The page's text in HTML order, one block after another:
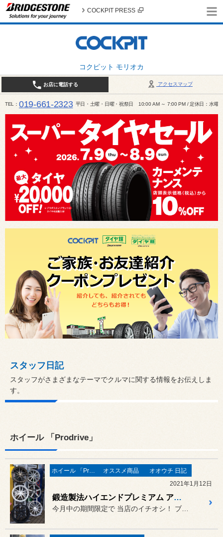
コクピット モリオカ
COCKPIT PRESS
アクセスマップ
お店に電話する
TEL 019-661-2323 平日・土曜・日曜・祝祭日 10:00 AM ～ 7:00 PM / 定休日：水曜
スタッフ日記
スタッフがさまざまなテーマでクルマに関する情報をお伝えしま
す。
ホイール 「Prodrive」
ホイール 「Prodrive」 オススメ商品
オオウチ 日記
2021年1月12日
鍛造製法ハイエンドプレミアム アルミホイール「 Prodrive 」展示中です！